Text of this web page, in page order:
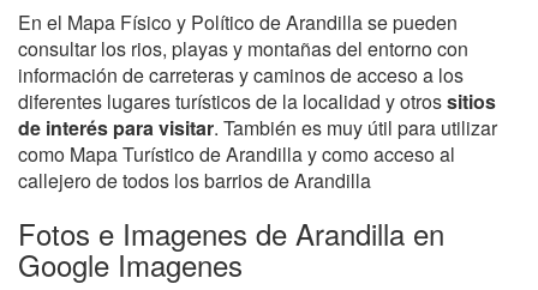
En el Mapa Físico y Político de Arandilla se pueden
consultar los rios, playas y montañas del entorno con
información de carreteras y caminos de acceso a los
diferentes lugares turísticos de la localidad y otrossitios
de interés para visitar. También es muy útil para utilizar
como Mapa Turístico de Arandilla y como acceso al
callejero de todos los barrios de Arandilla
Fotos e Imagenes de Arandilla en
Google Imagenes